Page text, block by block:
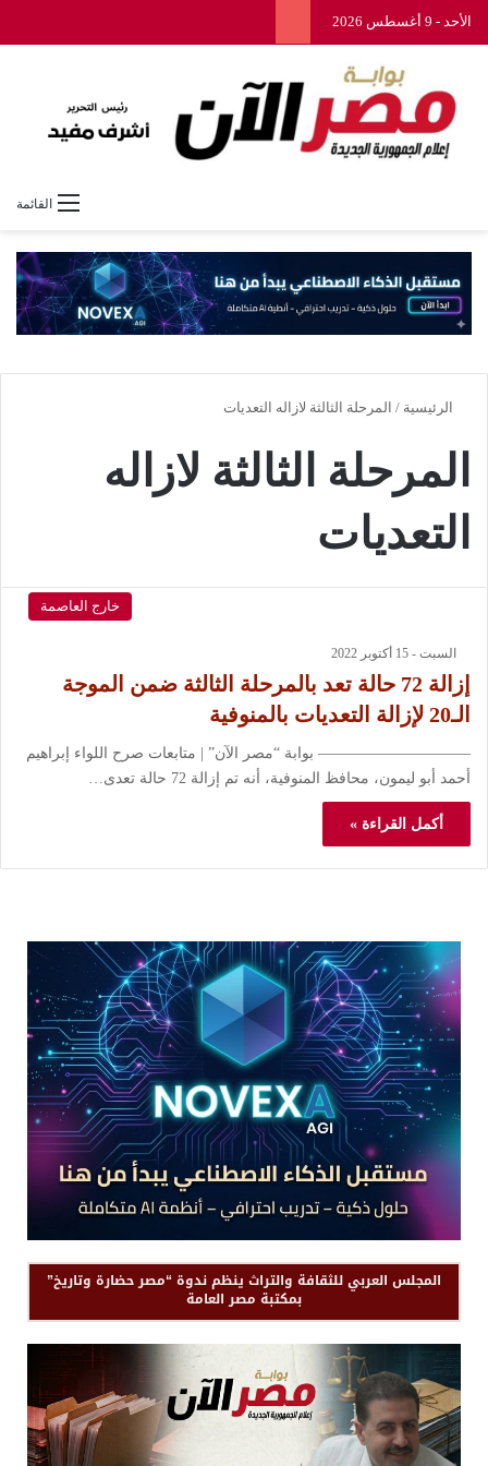
الأحد - 9 أغسطس 2026
القائمة
الرئيسية / المرحلة الثالثة لازاله التعديات
المرحلة الثالثة لازاله
التعديات
خارج العاصمة
السبت - 15 أكتوبر 2022
إزالة 72 حالة تعد بالمرحلة الثالثة ضمن الموجة
الـ20 لإزالة التعديات بالمنوفية
—————————— بوابة “مصر الآن” | متابعات صرح اللواء إبراهيم
أحمد أبو ليمون، محافظ المنوفية، أنه تم إزالة 72 حالة تعدى…
أكمل القراءة »
المجلس العربي للثقافة والتراث ينظم ندوة “مصر حضارة وتاريخ”
بمكتبة مصر العامة